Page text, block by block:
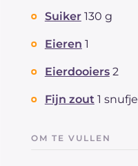
Suiker 130 g
Eieren 1
Eierdooiers 2
Fijn zout 1 snufje
OM TE VULLEN